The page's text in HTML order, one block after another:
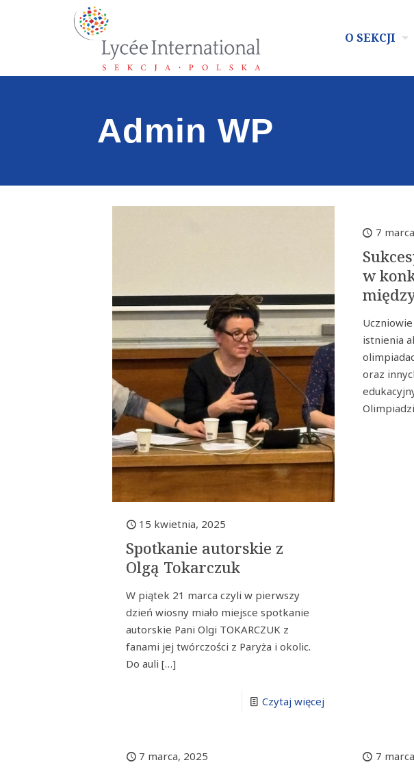
O SEKCJI
Admin WP
15 kwietnia, 2025
Spotkanie autorskie z
Olgą Tokarczuk
W piątek 21 marca czyli w pierwszy
dzień wiosny miało miejsce spotkanie
autorskie Pani Olgi TOKARCZUK z
fanami jej twórczości z Paryża i okolic.
Do auli […]
Czytaj więcej
7
w
istnienia
oraz
7 marca, 2025 7